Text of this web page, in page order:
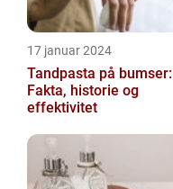
17 januar 2024
Tandpasta på bumser:
Fakta, historie og
effektivitet